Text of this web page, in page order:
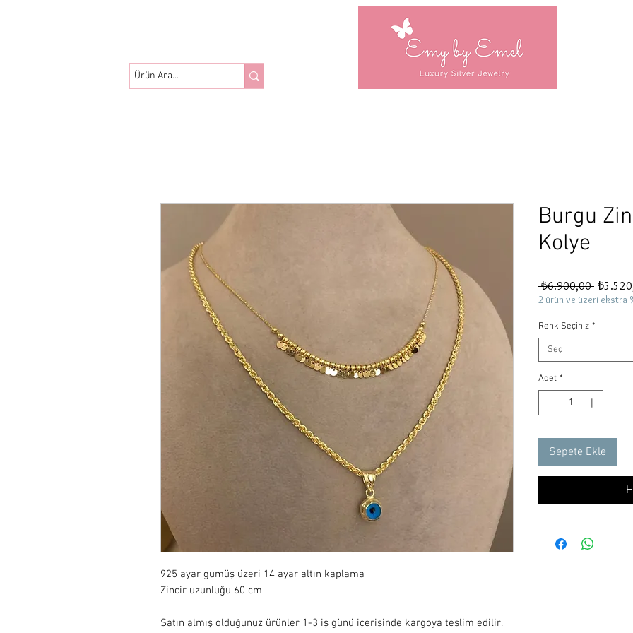
925 ayar gümüş üzeri 14 ayar altın kaplama
Zincir uzunluğu 60 cm
Satın almış olduğunuz ürünler 1-3 iş günü içerisinde kargoya teslim edilir.
Burgu
Kolye
₺6.900,00 Normal
Fiyat
2 ürün ve üzeri ekstra
Renk Seçiniz *
Seç
Adet *
Sepete Ekle